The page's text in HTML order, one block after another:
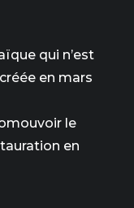
qui n’est
en mars
le
en